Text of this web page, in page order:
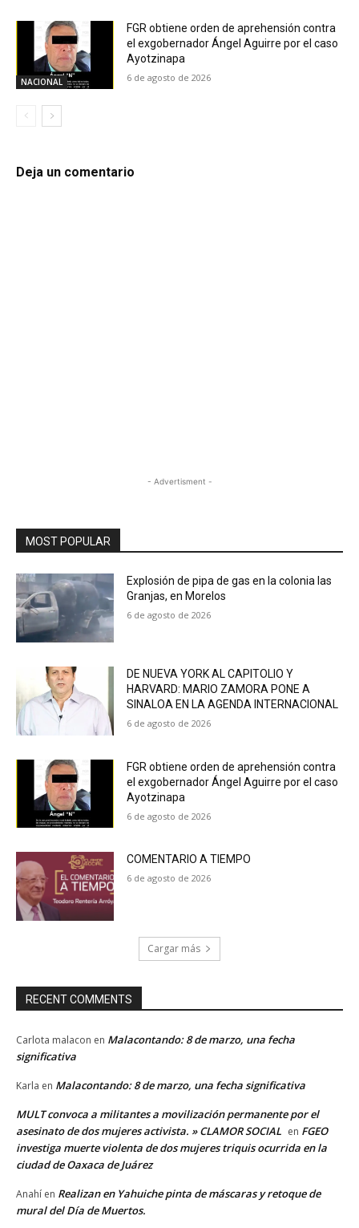
NACIONAL
FGR obtiene orden de aprehensión contra
el exgobernador Ángel Aguirre por el caso
Ayotzinapa
6 de agosto de 2026
Deja un comentario
- Advertisment -
MOST POPULAR
Explosión de pipa de gas en la colonia las
Granjas, en Morelos
6 de agosto de 2026
DE NUEVA YORK AL CAPITOLIO Y
HARVARD: MARIO ZAMORA PONE A
SINALOA EN LA AGENDA INTERNACIONAL
6 de agosto de 2026
FGR obtiene orden de aprehensión contra
el exgobernador Ángel Aguirre por el caso
Ayotzinapa
6 de agosto de 2026
COMENTARIO A TIEMPO
6 de agosto de 2026
Cargar más
RECENT COMMENTS
Carlota malacon en Malacontando: 8 de marzo, una fecha
significativa
Karla en Malacontando: 8 de marzo, una fecha significativa
MULT convoca a militantes a movilización permanente por el
asesinato de dos mujeres activista. » CLAMOR SOCIAL en FGEO
investiga muerte violenta de dos mujeres triquis ocurrida en la
ciudad de Oaxaca de Juárez
Anahí en Realizan en Yahuiche pinta de máscaras y retoque de
mural del Día de Muertos.